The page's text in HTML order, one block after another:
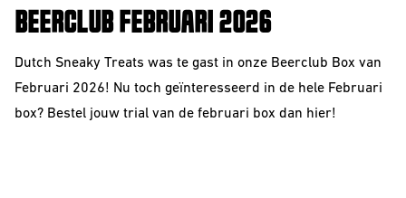
BEERCLUB FEBRUARI 2026
Dutch Sneaky Treats was te gast in onze Beerclub Box van
Februari 2026! Nu toch geïnteresseerd in de hele Februari
box? Bestel jouw trial van de februari box dan hier!